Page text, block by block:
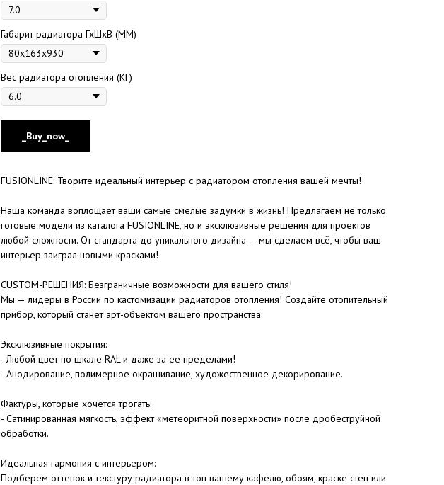
Габарит радиатора ГхШхВ (ММ)
Вес радиатора отопления (КГ)
_Buy_now_
FUSIONLINE: Творите идеальный интерьер с радиатором отопления вашей мечты!
Наша команда воплощает ваши самые смелые задумки в жизнь! Предлагаем не только
готовые модели из каталога FUSIONLINE, но и эксклюзивные решения для проектов
любой сложности. От стандарта до уникального дизайна — мы сделаем всё, чтобы ваш
интерьер заиграл новыми красками!
CUSTOM-РЕШЕНИЯ: Безграничные возможности для вашего стиля!
Мы — лидеры в России по кастомизации радиаторов отопления! Создайте отопительный
прибор, который станет арт-объектом вашего пространства:
Эксклюзивные покрытия:
- Любой цвет по шкале RAL и даже за ее пределами!
- Анодирование, полимерное окрашивание, художественное декорирование.
Фактуры, которые хочется трогать:
- Сатинированная мягкость, эффект «метеоритной поверхности» после дробеструйной
обработки.
Идеальная гармония с интерьером:
Подберем оттенок и текстуру радиатора в тон вашему кафелю, обоям, краске стен или